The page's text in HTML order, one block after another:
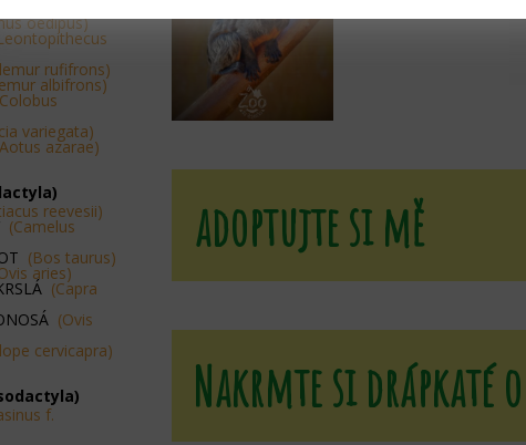
oedipus)
rufifrons)
albifrons)
variegata)
azarae)
reevesii)
(Camelus
(Bos taurus)
aries)
(Capra
(Ovis
cervicapra)
f.
adoptujte si mě
Nakrmte si drápkaté